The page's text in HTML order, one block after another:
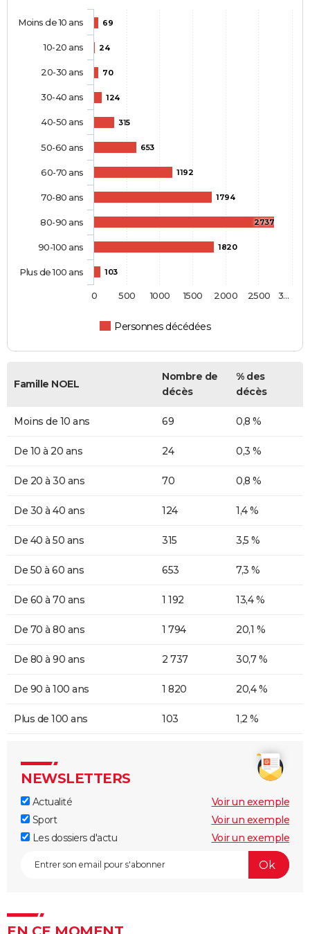
69
24
70
124
315
653
1192
1794
2737
1820
103
Personnes décédées
Moins de 10 ans
10-20 ans
20-30 ans
30-40 ans
40-50 ans
50-60 ans
60-70 ans
70-80 ans
80-90 ans
90-100 ans
Plus de 100 ans
0 500 1000 1500 2000 2500 3…
Famille NOEL
Nombre de
décès
% des
décès
Moins de 10 ans 69 0,8 %
De 10 à 20 ans 24 0,3 %
De 20 à 30 ans 70 0,8 %
De 30 à 40 ans 124 1,4 %
De 40 à 50 ans 315 3,5 %
De 50 à 60 ans 653 7,3 %
De 60 à 70 ans 1 192 13,4 %
De 70 à 80 ans 1 794 20,1 %
De 80 à 90 ans 2 737 30,7 %
De 90 à 100 ans 1 820 20,4 %
Plus de 100 ans 103 1,2 %
NEWSLETTERS
Actualité
Voir un exemple
Sport
Voir un exemple
Les dossiers d'actu
Voir un exemple